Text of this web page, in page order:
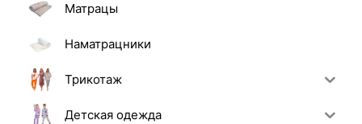
Матрацы
Наматрацники
Трикотаж
Детская одежда